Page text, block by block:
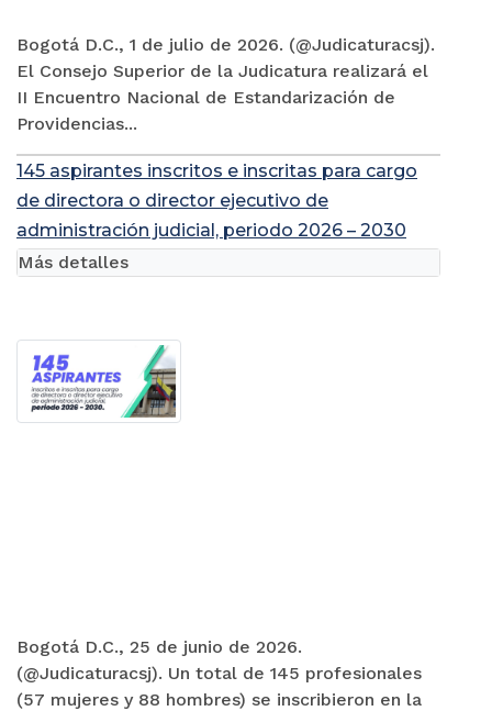
Bogotá D.C., 1 de julio de 2026. (@Judicaturacsj).
El Consejo Superior de la Judicatura realizará el
II Encuentro Nacional de Estandarización de
Providencias...
145 aspirantes inscritos e inscritas para cargo
de directora o director ejecutivo de
administración judicial, periodo 2026 – 2030
Bogotá D.C., 25 de junio de 2026.
(@Judicaturacsj). Un total de 145 profesionales
(57 mujeres y 88 hombres) se inscribieron en la
Más detalles